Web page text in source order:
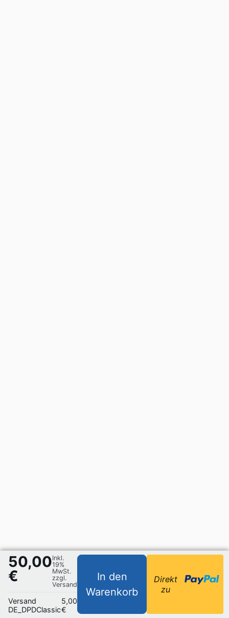
50,00
€
Inkl.
19%
MwSt.
zzgl.
Versand
Versand
DE_DPDClassic
5,00
€
In den
Warenkorb
Direkt
zu